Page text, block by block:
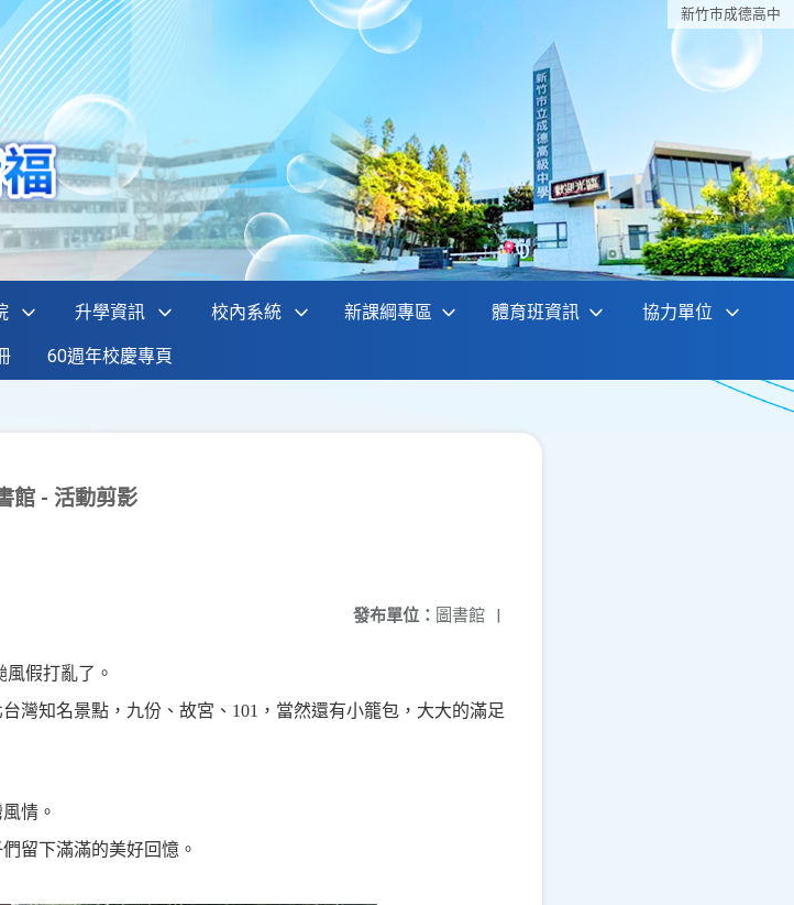
新竹巿成德高中
升學資訊 校內系統 新課綱專區 體育班資訊 協力單位
60週年校慶專頁
館 - 活動剪影
發布單位： 圖書館 |
假打亂了。
灣知名景點，九份、故宮、101，當然還有小籠包，大大的滿足
情。
留下滿滿的美好回憶。